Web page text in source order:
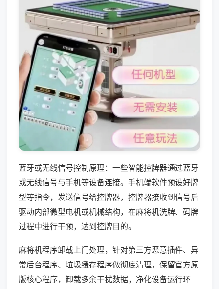
蓝牙或无线信号控制原理：一些智能控牌器通过蓝牙
或无线信号与手机等设备连接。手机端软件预设好牌
型等指令，发送信号给控牌器，控牌器接收到信号后
驱动内部微型电机或机械结构，在麻将机洗牌、码牌
过程中进行干预，达到控牌目的。
麻将机程序卸载上门处理，针对第三方恶意插件、异
常后台程序、垃圾缓存程序做彻底清理，保留官方原
版核心程序，卸载多余干扰数据，净化设备运行环